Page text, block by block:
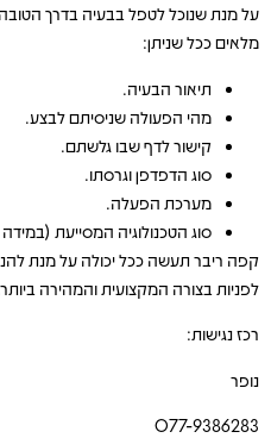
על מנת שנוכל לטפל בבעיה בדרך
מלאים ככל שניתן:
תיאור הבעיה.
מהי הפעולה שניסיתם לבצע.
קישור לדף שבו גלשתם.
סוג הדפדפן וגרסתו.
מערכת הפעלה.
סוג הטכנולוגיה המסייעת
קפה ריבר תעשה ככל יכולה על מנת
לפניות בצורה המקצועית והמהירה
רכז נגישות:
נופר
077-9386283